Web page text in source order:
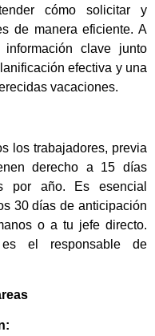
cómo solicitar y
de manera eficiente. A
información clave junto
efectiva y una
vacaciones.
los trabajadores, previa
derecho a 15 días
por año. Es esencial
30 días de anticipación
o a tu jefe directo.
el responsable de